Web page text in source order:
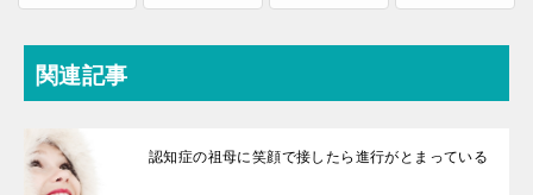
関連記事
認知症の祖母に笑顔で接したら進行がとまっている